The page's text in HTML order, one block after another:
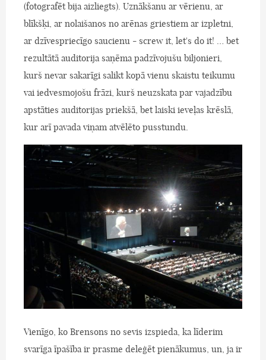
(fotografēt bija aizliegts). Uznākšanu ar vērienu, ar
blīkšķi, ar nolaišanos no arēnas griestiem ar izpletni,
ar dzīvespriecīgo saucienu - screw it, let's do it! … bet
rezultātā auditorija saņēma padzīvojušu biljonieri,
kurš nevar sakarīgi salikt kopā vienu skaistu teikumu
vai iedvesmojošu frāzi, kurš neuzskata par vajadzību
apstāties auditorijas priekšā, bet laiski ieveļas krēslā,
kur arī pavada viņam atvēlēto pusstundu.
Vienīgo, ko Brensons no sevis izspieda, ka līderim
svarīga īpašība ir prasme deleģēt pienākumus, un, ja ir